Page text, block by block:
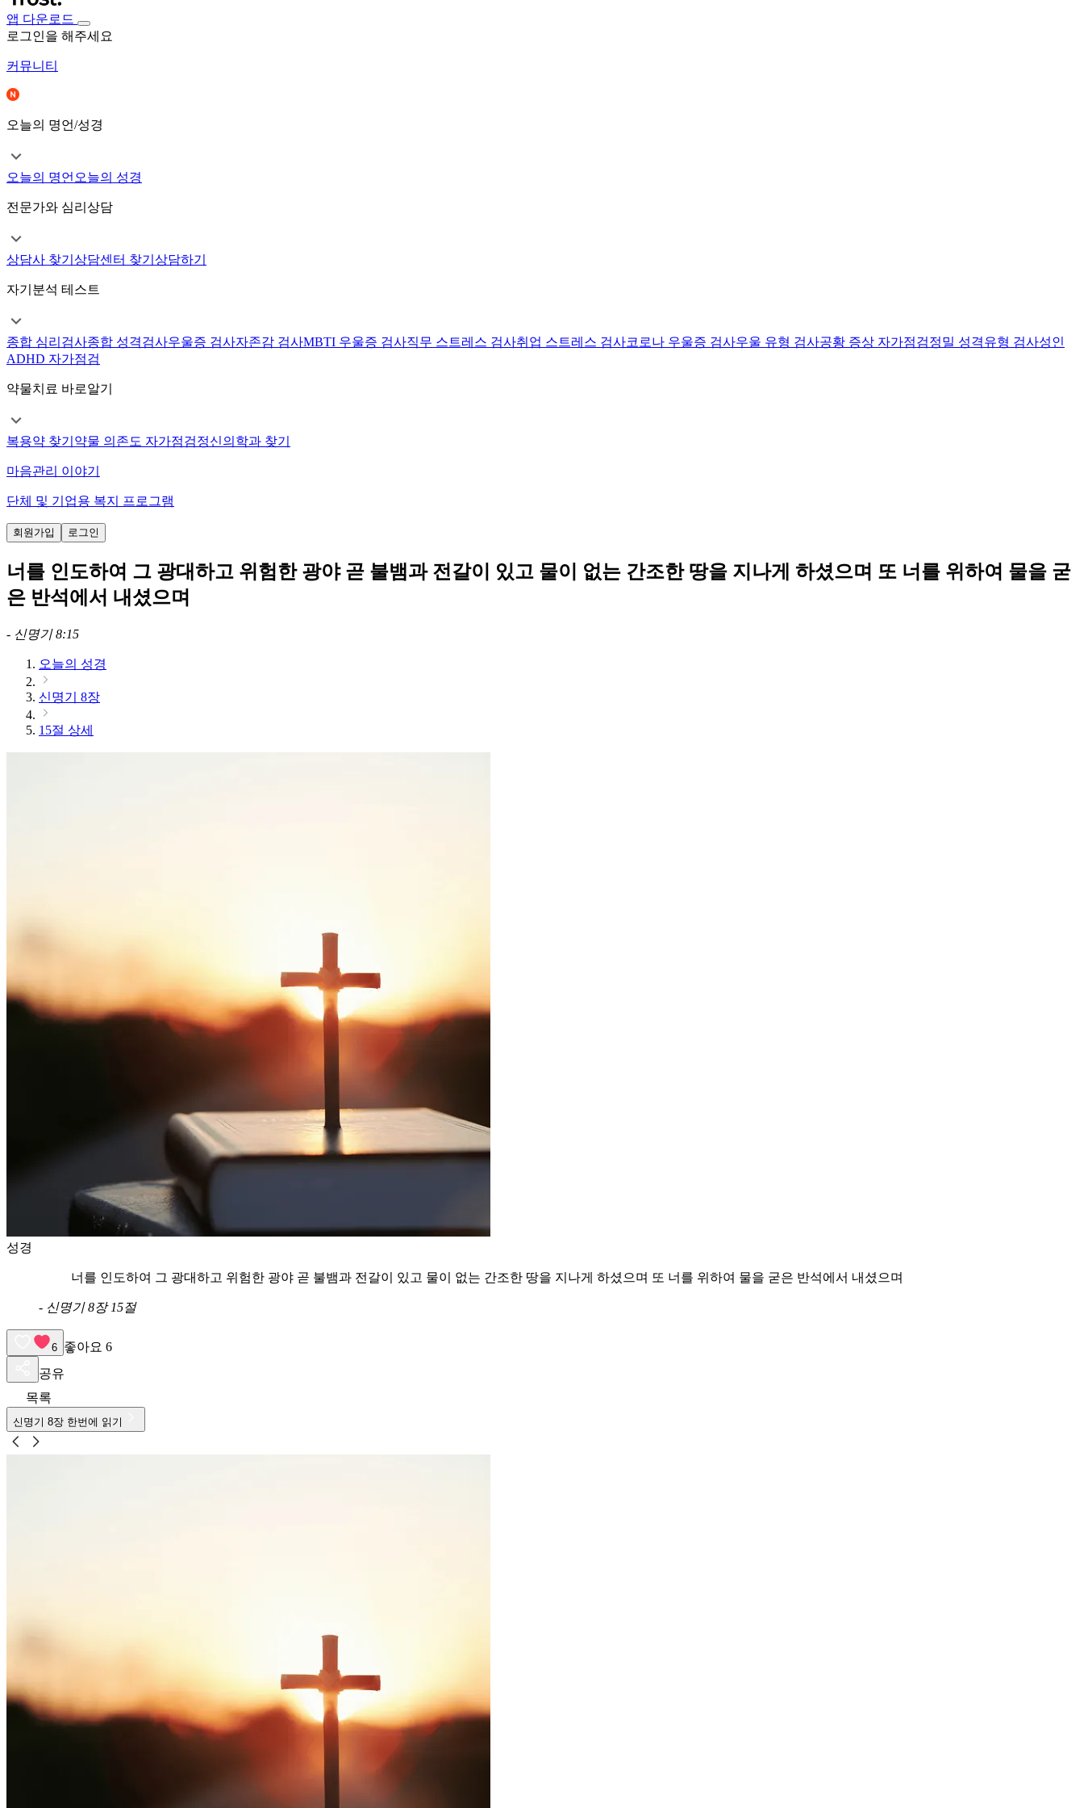
앱 다운로드
로그인을 해주세요
커뮤니티
오늘의 명언/성경
오늘의 명언 오늘의 성경
전문가와 심리상담
상담사 찾기 상담센터 찾기 상담하기
자기분석 테스트
종합 심리검사종합 성격검사우울증 검사자존감 검사MBTI 우울증 검사직무 스트레스 검사취업 스트레스 검사코로나 우울증 검사우울 유형 검사공황 증상 자가점검정밀 성격유형 검사성인
ADHD 자가점검
약물치료 바로알기
복용약 찾기 약물 의존도 자가점검정신의학과 찾기
마음관리 이야기
단체 및 기업용 복지 프로그램
회원가입 로그인
너를 인도하여 그 광대하고 위험한 광야 곧 불뱀과 전갈이 있고 물이 없는 간조한 땅을 지나게 하셨으며 또 너를 위하여 물을 굳
은 반석에서 내셨으며
- 신명기 8:15
오늘의 성경
신명기 8장
15절 상세
성경
너를 인도하여 그 광대하고 위험한 광야 곧 불뱀과 전갈이 있고 물이 없는 간조한 땅을 지나게 하셨으며 또 너를 위하여 물을 굳은 반석에서 내셨으며
- 신명기 8장 15절
6 좋아요 6
공유
목록
신명기 8장 한번에 읽기